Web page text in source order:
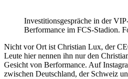
Investitionsgespräche in der
Berformance im FCS-Stadion.
Nicht vor Ort ist Christian Lux, der
Leute hier nennen ihn nur den
Gesicht von Berformance. Auf
zwischen Deutschland, der Schweiz